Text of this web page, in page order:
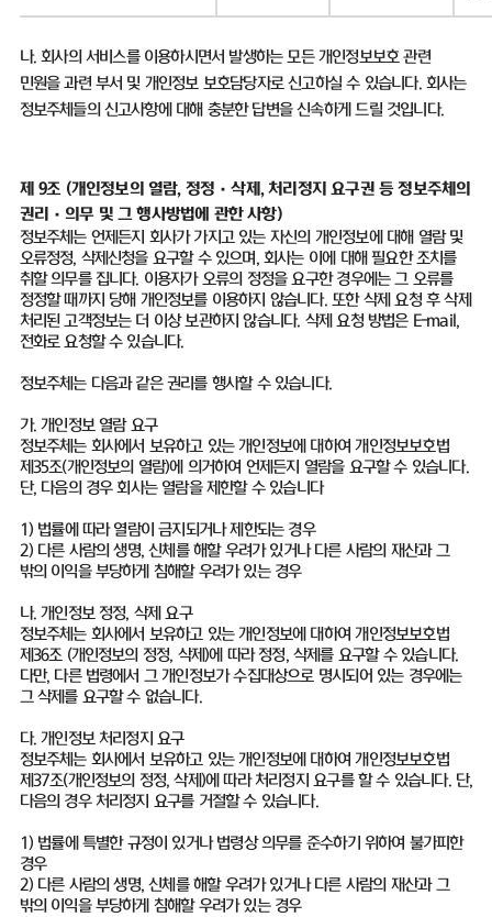
나.회사의 서비스를 이용하시면서 발생하는 모든 개인정보보호 관련
민원을 과련 부서 및 개인정보 보호담당자로 신고하실 수 있습니다. 회사는
정보주체들의 신고사항에 대해 충분한 답변을 신속하게 드릴 것입니다.
제 9조 (개인정보의 열람, 정정 ·삭제, 처리정지 요구권 등 정보주체의
권리·의무 및 그 행사방법에 관한 사항)
정보주체는 언제든지 회사가 가지고 있는 자신의 개인정보에 대해 열람 및
오류정정, 삭제신청을 요구할 수 있으며, 회사는 이에 대해 필요한 조치를
취할 의무를 집니다. 이용자가 오류의 정정을 요구한 경우에는 그 오류를
정정할 때까지 당해 개인정보를 이용하지 않습니다. 또한 삭제 요청 후 삭제
처리된 고객정보는 더 이상 보관하지 않습니다. 삭제 요청 방법은 E-mail,
전화로 요청할 수 있습니다.
정보주체는 다음과 같은 권리를 행사할 수 있습니다.
가. 개인정보 열람 요구
정보주체는 회사에서 보유하고 있는 개인정보에 대하여 개인정보보호법
제35조(개인정보의 열람)에 의거하여 언제든지 열람을 요구할 수 있습니다.
단, 다음의 경우 회사는 열람을 제한할 수 있습니다
1) 법률에 따라 열람이 금지되거나 제한되는 경우
2) 다른 사람의 생명, 신체를 해할 우려가 있거나 다른 사람의 재산과 그
밖의 이익을 부당하게 침해할 우려가 있는 경우
나. 개인정보 정정, 삭제 요구
정보주체는 회사에서 보유하고 있는 개인정보에 대하여 개인정보보호법
제36조 (개인정보의 정정, 삭제)에 따라 정정, 삭제를 요구할 수 있습니다.
다만, 다른 법령에서 그 개인정보가 수집대상으로 명시되어 있는 경우에는
그 삭제를 요구할 수 없습니다.
다. 개인정보 처리정지 요구
정보주체는 회사에서 보유하고 있는 개인정보에 대하여 개인정보보호법
제37조(개인정보의 정정, 삭제)에 따라 처리정지 요구를 할 수 있습니다. 단,
다음의 경우 처리정지 요구를 거절할 수 있습니다.
1) 법률에 특별한 규정이 있거나 법령상 의무를 준수하기 위하여 불가피한
경우
2) 다른 사람의 생명, 신체를 해할 우려가 있거나 다른 사람의 재산과 그
밖의 이익을 부당하게 침해할 우려가 있는 경우